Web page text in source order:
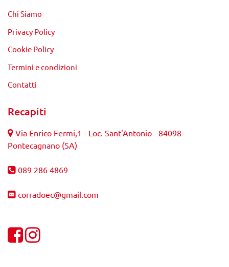
Chi Siamo
Privacy Policy
Cookie Policy
Termini e condizioni
Contatti
Recapiti
Via Enrico Fermi,1 - Loc. Sant'Antonio - 84098
Pontecagnano (SA)
089 286 4869
corradoec@gmail.com
Visualizza la nostra pagina Facebook
Visualizza il nostro profilo Instagram